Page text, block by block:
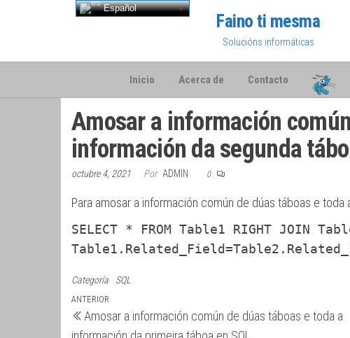
Faino ti mesma
Solucións informáticas
Inicio Acerca de Contacto
Amosar a información
información da segunda
octubre 4, 2021 Por ADMIN 0
Para amosar a información común de dúas táboas e
SELECT * FROM Table1 RIGHT JOIN
Categoría SQL
Navegación
de
Entrada
anterior
ANTERIOR
Amosar a información común de dúas táboas e toda a
Español